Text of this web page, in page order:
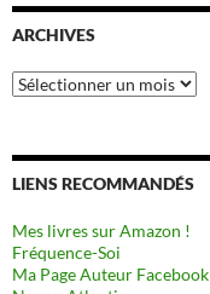
ARCHIVES
Archives
LIENS RECOMMANDÉS
Mes livres sur Amazon !
Fréquence-Soi
Ma Page Auteur Facebook